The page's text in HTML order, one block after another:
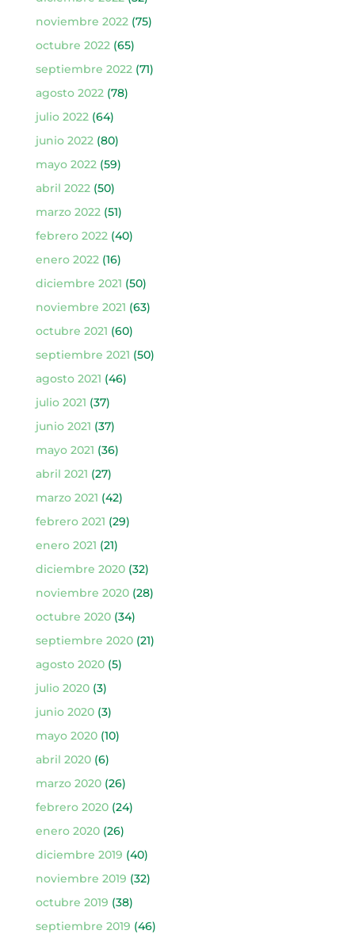
noviembre 2022 (75)
octubre 2022 (65)
septiembre 2022 (71)
agosto 2022 (78)
julio 2022 (64)
junio 2022 (80)
mayo 2022 (59)
abril 2022 (50)
marzo 2022 (51)
febrero 2022 (40)
enero 2022 (16)
diciembre 2021 (50)
noviembre 2021 (63)
octubre 2021 (60)
septiembre 2021 (50)
agosto 2021 (46)
julio 2021 (37)
junio 2021 (37)
mayo 2021 (36)
abril 2021 (27)
marzo 2021 (42)
febrero 2021 (29)
enero 2021 (21)
diciembre 2020(32)
noviembre 2020(28)
octubre 2020(34)
septiembre 2020(21)
agosto 2020(5)
julio 2020(3)
junio 2020(3)
mayo 2020(10)
abril 2020(6)
marzo 2020(26)
febrero 2020(24)
enero 2020(26)
diciembre 2019 (40)
noviembre 2019 (32)
octubre 2019 (38)
septiembre 2019 (46)